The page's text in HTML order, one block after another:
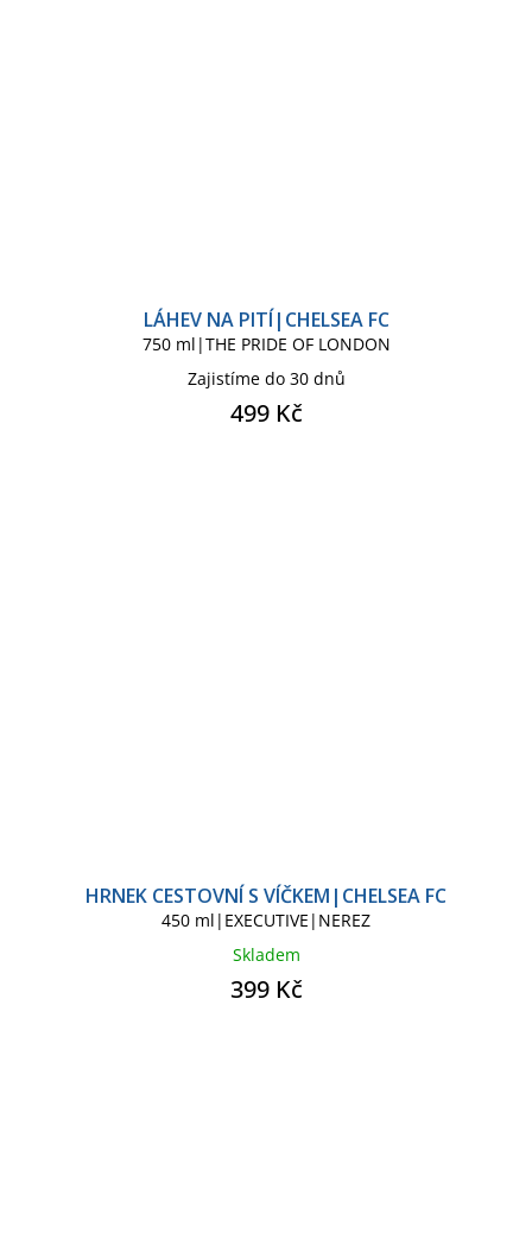
LÁHEV NA PITÍ|CHELSEA FC
750 ml|THE PRIDE OF LONDON
Zajistíme do 30 dnů
499 Kč
HRNEK CESTOVNÍ S VÍČKEM|CHELSEA FC
450 ml|EXECUTIVE|NEREZ
Skladem
399 Kč